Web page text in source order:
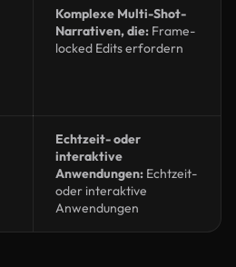
Komplexe Multi-Shot-
Narrativen, die: Frame-
locked Edits erfordern
Echtzeit- oder
interaktive
Anwendungen: Echtzeit-
oder interaktive
Anwendungen